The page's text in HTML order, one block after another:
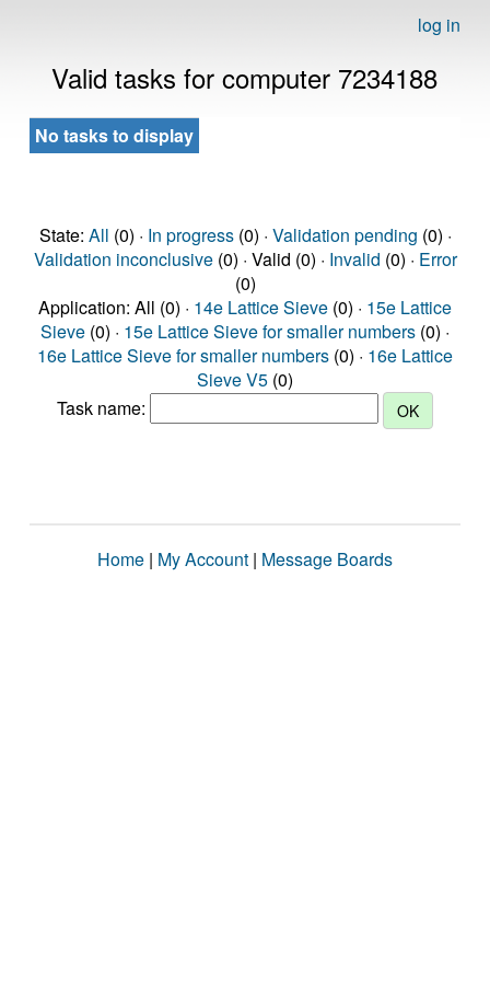
log in
Valid tasks for computer 7234188
No tasks to display
State: All (0) · In progress(0) · Validation pending (0) ·
Validation inconclusive(0) · Valid (0) · Invalid (0) · Error
(0)
Application: All (0) · 14e Lattice Sieve (0) · 15e Lattice
Sieve (0) · 15e Lattice Sieve for smaller numbers (0) ·
16e Lattice Sieve for smaller numbers (0) · 16e Lattice
Sieve V5 (0)
Task name:
Home | My Account | Message Boards